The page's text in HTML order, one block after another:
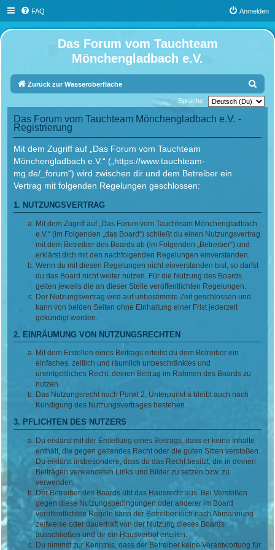
FAQ Anmelden
Das Forum vom Tauchteam
Mönchengladbach e.V.
Zurück zur Wasseroberfläche
u
Sprache:
Das Forum vom Tauchteam Mönchengladbach e.V. -
Registrierung
Mit dem Zugriff auf „Das Forum vom Tauchteam
Mönchengladbach e.V.“ („https://www.tauchteam-
mg.de/_forum“) wird zwischen dir und dem Betreiber ein
Vertrag mit folgenden Regelungen geschlossen:
1. NUTZUNGSVERTRAG
Mit dem Zugriff auf „Das Forum vom Tauchteam Mönchengladbach
e.V.“ (im Folgenden „das Board“) schließt du einen Nutzungsvertrag
mit dem Betreiber des Boards ab (im Folgenden „Betreiber“) und
erklärst dich mit den nachfolgenden Regelungen einverstanden.
Wenn du mit diesen Regelungen nicht einverstanden bist, so darfst
du das Board nicht weiter nutzen. Für die Nutzung des Boards
gelten jeweils die an dieser Stelle veröffentlichten Regelungen.
Der Nutzungsvertrag wird auf unbestimmte Zeit geschlossen und
kann von beiden Seiten ohne Einhaltung einer Frist jederzeit
gekündigt werden.
2. EINRÄUMUNG VON NUTZUNGSRECHTEN
Mit dem Erstellen eines Beitrags erteilst du dem Betreiber ein
einfaches, zeitlich und räumlich unbeschränktes und
unentgeltliches Recht, deinen Beitrag im Rahmen des Boards zu
nutzen.
Das Nutzungsrecht nach Punkt 2, Unterpunkt a bleibt auch nach
Kündigung des Nutzungsvertrages bestehen.
3. PFLICHTEN DES NUTZERS
Du erklärst mit der Erstellung eines Beitrags, dass er keine Inhalte
enthält, die gegen geltendes Recht oder die guten Sitten verstoßen.
Du erklärst insbesondere, dass du das Recht besitzt, die in deinen
Beiträgen verwendeten Links und Bilder zu setzen bzw. zu
verwenden.
Der Betreiber des Boards übt das Hausrecht aus. Bei Verstößen
gegen diese Nutzungsbedingungen oder anderer im Board
veröffentlichten Regeln kann der Betreiber dich nach Abmahnung
zeitweise oder dauerhaft von der Nutzung dieses Boards
ausschließen und dir ein Hausverbot erteilen.
Du nimmst zur Kenntnis, dass der Betreiber keine Verantwortung für